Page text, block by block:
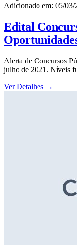
Adicionado em: 05/03/
Edital
Alerta de Concursos
julho de 2021. Níveis
Ver Detalhes →